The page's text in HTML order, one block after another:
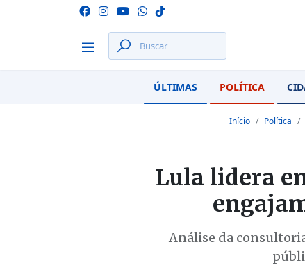
ÚLTIMAS POLÍTICA
Início Política
Lula lidera
Análise da